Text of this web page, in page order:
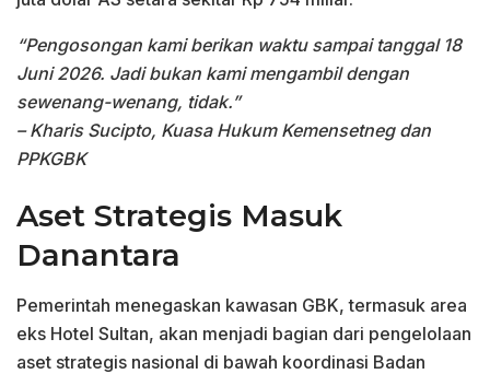
“Pengosongan kami berikan waktu sampai tanggal 18
Juni 2026. Jadi bukan kami mengambil dengan
sewenang-wenang, tidak.”
– Kharis Sucipto, Kuasa Hukum Kemensetneg dan
PPKGBK
Aset Strategis Masuk
Danantara
Pemerintah menegaskan kawasan GBK, termasuk area
eks Hotel Sultan, akan menjadi bagian dari pengelolaan
aset strategis nasional di bawah koordinasi Badan